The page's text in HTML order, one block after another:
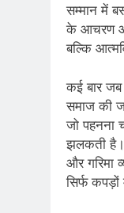
सम्मान में
के आचरण
बल्कि
कई बार जब
समाज की
जो पहनना
झलकती
और गरिमा
सिर्फ